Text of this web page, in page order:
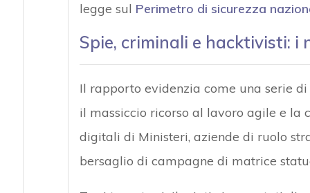
legge sul Perimetro di sicurezza
Spie, criminali e hacktivisti: i
Il rapporto evidenzia come una serie
il massiccio ricorso al lavoro agile e la
digitali di Ministeri, aziende di ruolo
bersaglio di campagne di matrice